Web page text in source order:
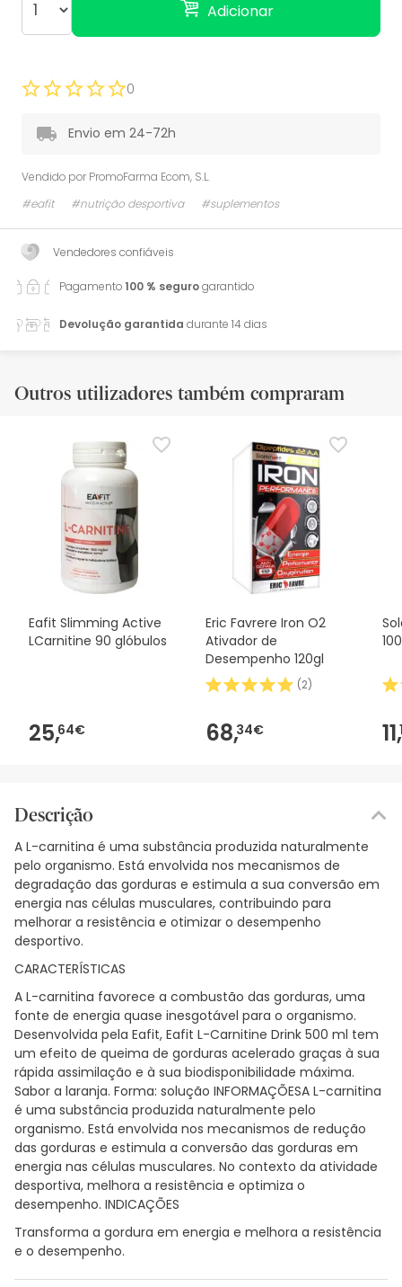
Adicionar
0
Envio em 24-72h
Vendido por PromoFarma Ecom, S.L.
#eafit
#nutrição desportiva #suplementos
Vendedores confiáveis
Pagamento100 % segurogarantido
Devolução garantida durante 14 dias
Outros utilizadores também compraram
Eafit Slimming Active
LCarnitine 90 glóbulos
25,64€
Eric Favrere Iron O2
Ativador de
Desempenho 120gl
(2)
68,34€ 11,
Descrição
A L-carnitina é uma substância produzida naturalmente
pelo organismo. Está envolvida nos mecanismos de
degradação das gorduras e estimula a sua conversão em
energia nas células musculares, contribuindo para
melhorar a resistência e otimizar o desempenho
desportivo.
CARACTERÍSTICAS
A L-carnitina favorece a combustão das gorduras, uma
fonte de energia quase inesgotável para o organismo.
Desenvolvida pela Eafit, Eafit L-Carnitine Drink 500 ml tem
um efeito de queima de gorduras acelerado graças à sua
rápida assimilação e à sua biodisponibilidade máxima.
Sabor a laranja. Forma: solução INFORMAÇÕESA L-carnitina
é uma substância produzida naturalmente pelo
organismo. Está envolvida nos mecanismos de redução
das gorduras e estimula a conversão das gorduras em
energia nas células musculares. No contexto da atividade
desportiva, melhora a resistência e optimiza o
desempenho. INDICAÇÕES
Transforma a gordura em energia e melhora a resistência
e o desempenho.